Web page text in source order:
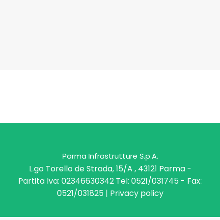
Parma Infrastrutture S.p.A.
L.go Torello de Strada, 15/A , 43121 Parma -
Partita Iva: 02346630342 Tel: 0521/031745 - Fax:
0521/031825 | Privacy policy